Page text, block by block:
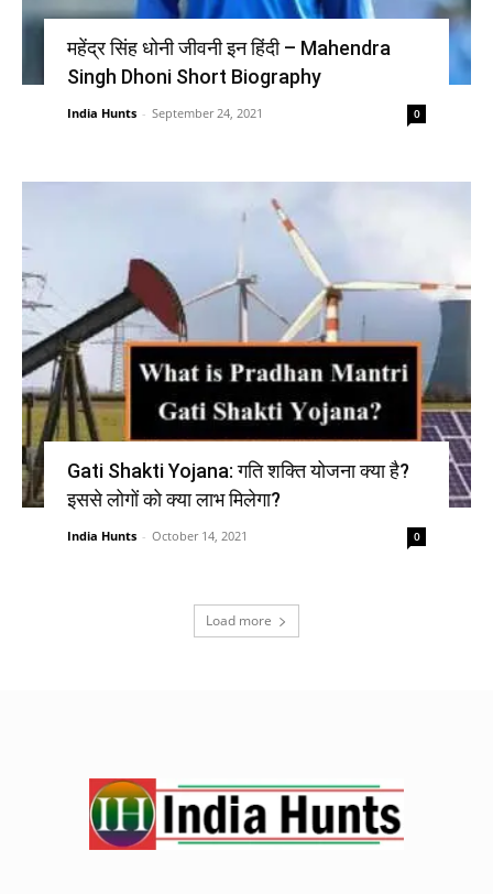
महेंद्र सिंह धोनी जीवनी इन हिंदी – Mahendra
Singh Dhoni Short Biography
India Hunts - September 24, 2021 0
Gati Shakti Yojana: गति शक्ति योजना क्या है?
इससे लोगों को क्या लाभ मिलेगा?
India Hunts - October 14, 2021 0
Load more